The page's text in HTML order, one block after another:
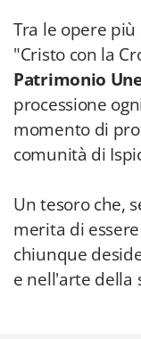
Tra le opere
"Cristo con la
Patrimonio
processione
momento di
comunità di
Un tesoro che,
merita di
chiunque
e nell'arte della